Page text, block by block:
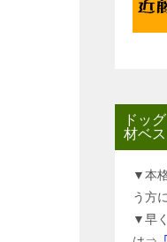
ドッ
材ベ
▼本
う方
▼早